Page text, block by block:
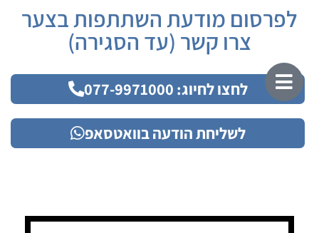
לפרסום מודעת השתתפות בצער
צרו קשר (עד הסגירה)
לחצו לחיוג: 077-9971000
לשליחת הודעה בוואטסאפ